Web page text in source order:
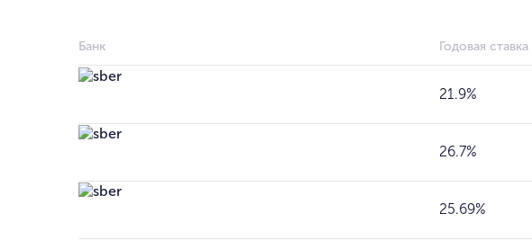
Банк Годовая ставка
21.9%
26.7%
25.69%